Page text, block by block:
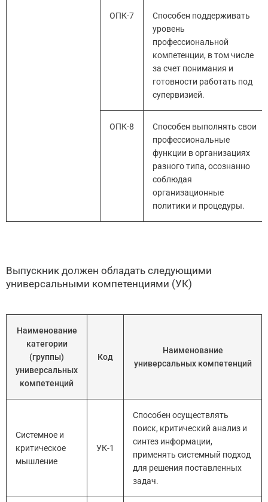
ОПК-7
Способен поддерживать
уровень
профессиональной
компетенции, в том числе
за счет понимания и
готовности работать под
супервизией.
ОПК-8
Способен выполнять свои
профессиональные
функции в организациях
разного типа, осознанно
соблюдая
организационные
политики и процедуры.
Выпускник должен обладать следующими
универсальными компетенциями (УК)
Наименование
категории
(группы)
универсальных
компетенций
Код
Наименование
универсальных компетенций
Системное и
критическое
мышление
УК-1
Способен осуществлять
поиск, критический анализ и
синтез информации,
применять системный подход
для решения поставленных
задач.